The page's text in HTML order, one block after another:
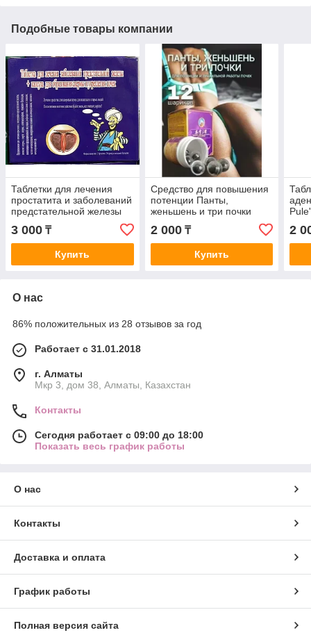
Подобные товары компании
Таблетки для лечения
простатита и заболеваний
предстательной железы
Аладдин
3 000 ₸
Купить
Средство для повышения
потенции Панты,
женьшень и три почки
2 000₸
Купить
2
О нас
86% положительных из 28 отзывов за год
Работает с 31.01.2018
г. Алматы
Мкр 3, дом 38, Алматы, Казахстан
Контакты
Сегодня работает с 09:00 до 18:00
Показать весь график работы
О нас
Контакты
Доставка и оплата
График работы
Полная версия сайта